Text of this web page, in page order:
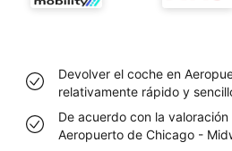
Devolver el coche en
relativamente rápido y
De acuerdo con la
Aeropuerto de Chicago -